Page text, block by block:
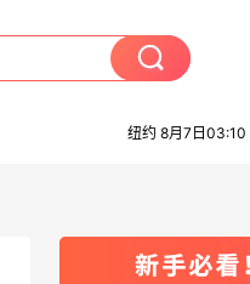
纽约 8月7日03:10